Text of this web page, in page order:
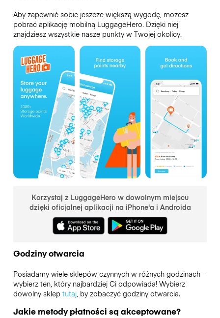
Aby zapewnić sobie jeszcze większą wygodę, możesz
pobrać aplikację mobilną LuggageHero. Dzięki niej
znajdziesz wszystkie nasze punkty w Twojej okolicy.
Korzystaj z LuggageHero w dowolnym miejscu
dzięki oficjalnej aplikacji na iPhone'a i Androida
Godziny otwarcia
Posiadamy wiele sklepów czynnych w różnych godzinach –
wybierz ten, który najbardziej Ci odpowiada! Wybierz
dowolny sklep tutaj, by zobaczyć godziny otwarcia.
Jakie metody płatności są akceptowane?